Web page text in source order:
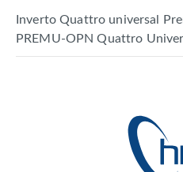
Inverto Quattro universal
PREMU-OPN Quattro